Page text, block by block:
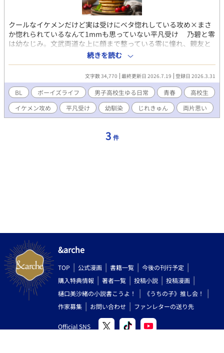
クールなイケメンだけど実は受けにベタ惚れしている攻め×まさ
か惚れられているなんて1mmも思っていない平凡受け 乃碧と零
は幼なじみ。文武両道な上に顔まで整っている零に憧れ、親友と
して慕っている乃碧。しかし実際の零はそれほど優秀というわけ
でもなく、乃碧にモテたいがために必死で努力を重ねている。
「ノアの理想通りの男になって絶対に告白させてやる」と息巻く
零。「れいちゃんのことが世界で一番好きだけど、今の関係を壊
したくないから絶対に告白はしない」と決意する乃碧。そんなふ
たりの胸キュンな日常。
続きを読む
文字数 34,770 最終更新日 2026.7.19 登録日 2026.3.31
BL ボーイズライフ 男子高校生ゆる日常 青春
高校生
イケメン攻め
平凡受け 幼馴染 じれきゅん 両片思い
3 件
&arche
TOP 公式漫画 書籍一覧
今後の刊行予定
購入特典情報
著者一覧 投稿小説
投稿漫画
樋口美沙緒の小説書こうよ！
《うちの子》推し会！
作家募集
お問い合わせ ファンレターの送り先
Official SNS